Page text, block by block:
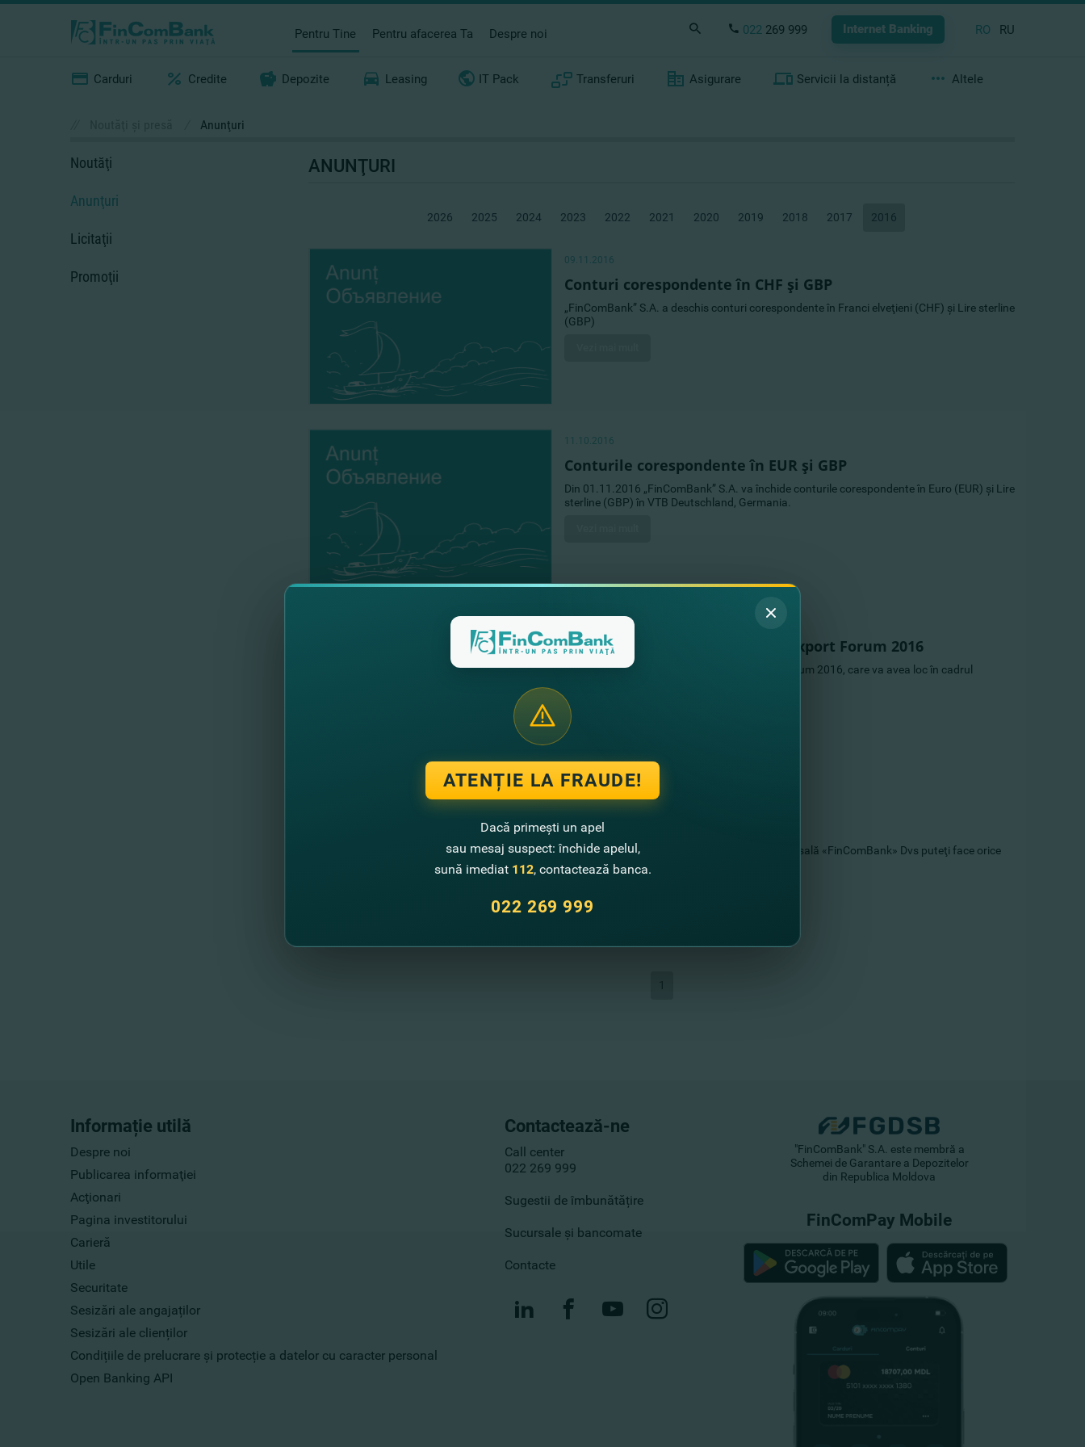
Pentru Tine Pentru afacerea Ta Despre noi 022 269 999 Internet Banking RO RU
Carduri Credite Depozite Leasing IT Pack Transferuri Asigurare Servicii la distanță Altele
Anunţuri
Noutăţi
Anunţuri
Licitaţii
Promoţii
ANUNŢURI
2026 2025 2024 2023 2022 2021 2020 2019 2018 2017 2016
09.11.2016
Conturi corespondente în CHF şi GBP
„FinComBank” S.A. a deschis conturi corespondente în Franci elveţieni (CHF) şi Lire sterline
(GBP)
11.10.2016
Conturile corespondente în EUR şi GBP
Din 01.11.2016 „FinComBank” S.A. va închide conturile corespondente în Euro (EUR) şi Lire
sterline (GBP) în VTB Deutschland, Germania.
“FinComBank” participă la Pro Export Forum 2016
Echipa FinComBank participă la Pro Export Forum 2016, care va avea loc în cadrul
29.09.2016
Serviciile Cadastru
Începând cu 29 septembrie 2016, în orice sucursală «FinСomBank» Dvs puteţi face orice
plată spre furnizor Î.S. «Cadastu».
1
Informație utilă
Despre noi
Publicarea informaţiei
Acţionari
Pagina investitorului
Carieră
Utile
Securitate
Sesizări ale angajaților
Sesizări ale clienților
Condițiile de prelucrare și protecție a datelor cu caracter personal
Open Banking API
Contactează-ne
Call center
022 269 999
Sugestii de îmbunătățire
Sucursale și bancomate
Contacte
"FinComBank" S.A. este membră a
Schemei de Garantare a Depozitelor
din Republica Moldova
FinComPay Mobile
ATENȚIE LA FRAUDE!
Dacă primești un apel
sau mesaj suspect: închide apelul,
sună imediat 112, contactează banca.
022 269 999